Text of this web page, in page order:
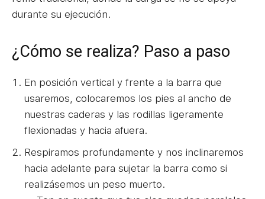
durante su ejecución.
¿Cómo se realiza? Paso a paso
En posición vertical y frente a la barra que
usaremos, colocaremos los pies al ancho de
nuestras caderas y las rodillas ligeramente
flexionadas y hacia afuera.
Respiramos profundamente y nos inclinaremos
hacia adelante para sujetar la barra como si
realizásemos un peso muerto.